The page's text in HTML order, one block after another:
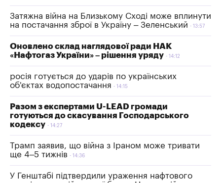
Затяжна війна на Близькому Сході може вплинути
на постачання зброї в Україну – Зеленський
13:57
Оновлено склад наглядової ради НАК
«Нафтогаз України» – рішення уряду
14:12
росія готується до ударів по українських
об'єктах водопостачання
14:15
Разом з експертами U-LEAD громади
готуються до скасування Господарського
кодексу
14:27
Трамп заявив, що війна з Іраном може тривати
ще 4–5 тижнів
14:36
У Генштабі підтвердили ураження нафтового